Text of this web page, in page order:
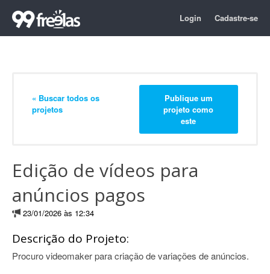
Login Cadastre-se
« Buscar todos os
projetos
Publique um
projeto como
este
Edição de vídeos para
anúncios pagos
23/01/2026 às 12:34
Descrição do Projeto:
Procuro videomaker para criação de variações de anúncios.